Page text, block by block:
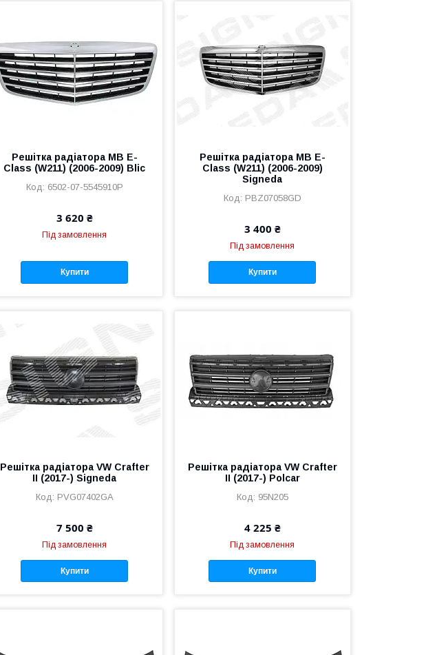
Решітка радіатора MB E-
Class (W211) (2006-2009) Blic
6502-07-5545910P
3 620 ₴
Під замовлення
Купити
Решітка радіатора MB E-
Class (W211) (2006-2009)
Signeda
PBZ07058GD
3 400 ₴
Під замовлення
Купити
Решітка радіатора VW Crafter
II (2017-) Signeda
PVG07402GA
7 500 ₴
Під замовлення
Купити
Решітка радіатора VW Crafter
II (2017-) Polcar
95N205
4 225 ₴
Під замовлення
Купити